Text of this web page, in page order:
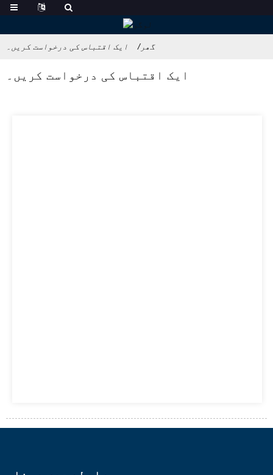
گھر ایک اقتباس کی درخواست کریں۔
ایک اقتباس کی درخواست کریں۔